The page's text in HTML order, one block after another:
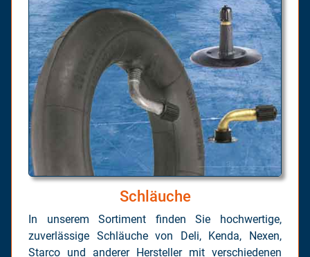
Schläuche
In unserem Sortiment finden Sie hochwertige,
zuverlässige Schläuche von Deli, Kenda, Nexen,
Starco und anderer Hersteller mit verschiedenen